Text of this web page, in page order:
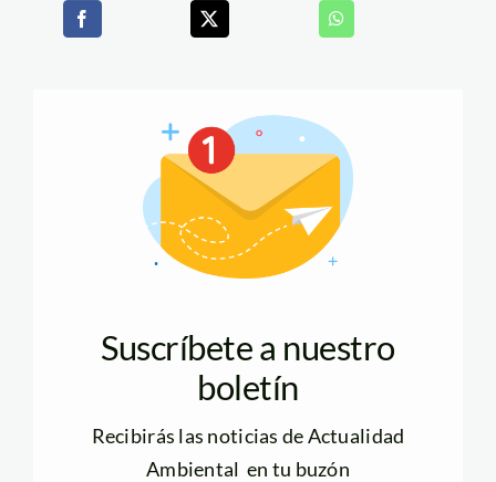
Suscríbete a nuestro
boletín
Recibirás las noticias de Actualidad
Ambiental en tu buzón